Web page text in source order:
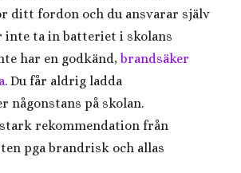
ditt fordon och du ansvarar själv
inte ta in batteriet i skolans
har en godkänd,brandsäker
. Du får aldrig ladda
någonstans på skolan.
rekommendation från
pga brandrisk och allas